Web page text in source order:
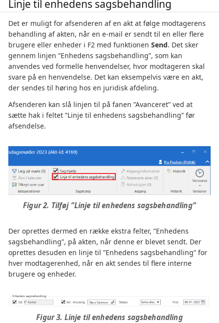
Linje til enhedens sagsbehandling
Det er muligt for afsenderen af en akt at følge modtagerens
behandling af akten, når en e-mail er sendt til en eller flere
brugere eller enheder i F2 med funktionen Send. Det sker
gennem linjen ”Enhedens sagsbehandling”, som kan
anvendes ved formelle henvendelser, hvor modtageren skal
svare på en henvendelse. Det kan eksempelvis være en akt,
der sendes til høring hos en juridisk afdeling.
Afsenderen kan slå linjen til på fanen ”Avanceret” ved at
sætte hak i feltet ”Linje til enhedens sagsbehandling” før
afsendelse.
Figur 2. Tilføj ”Linje til enhedens sagsbehandling”
Der oprettes dermed en række ekstra felter, ”Enhedens
sagsbehandling”, på akten, når denne er blevet sendt. Der
oprettes desuden en linje til ”Enhedens sagsbehandling” for
hver modtagerenhed, når en akt sendes til flere interne
brugere og enheder.
Figur 3. Linje til enhedens sagsbehandling